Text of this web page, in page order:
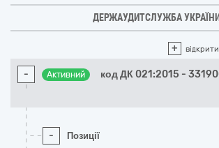
ДЕРЖАУДИТСЛУЖБА УКРАЇНИ
+ відкрити
- Активний код ДК 021:2015 -
- Позиції